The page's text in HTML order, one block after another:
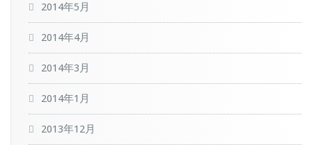
2014年5月
2014年4月
2014年3月
2014年1月
2013年12月